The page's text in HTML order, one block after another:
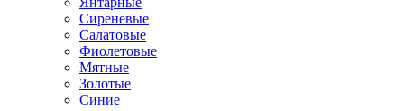
Сиреневые
Салатовые
Фиолетовые
Мятные
Золотые
Синие